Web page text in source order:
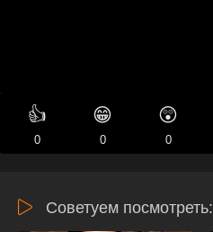
👍
0
😁
0
😲
0
Советуем посмотреть: